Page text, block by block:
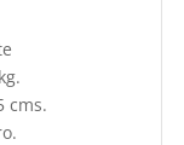
cms.